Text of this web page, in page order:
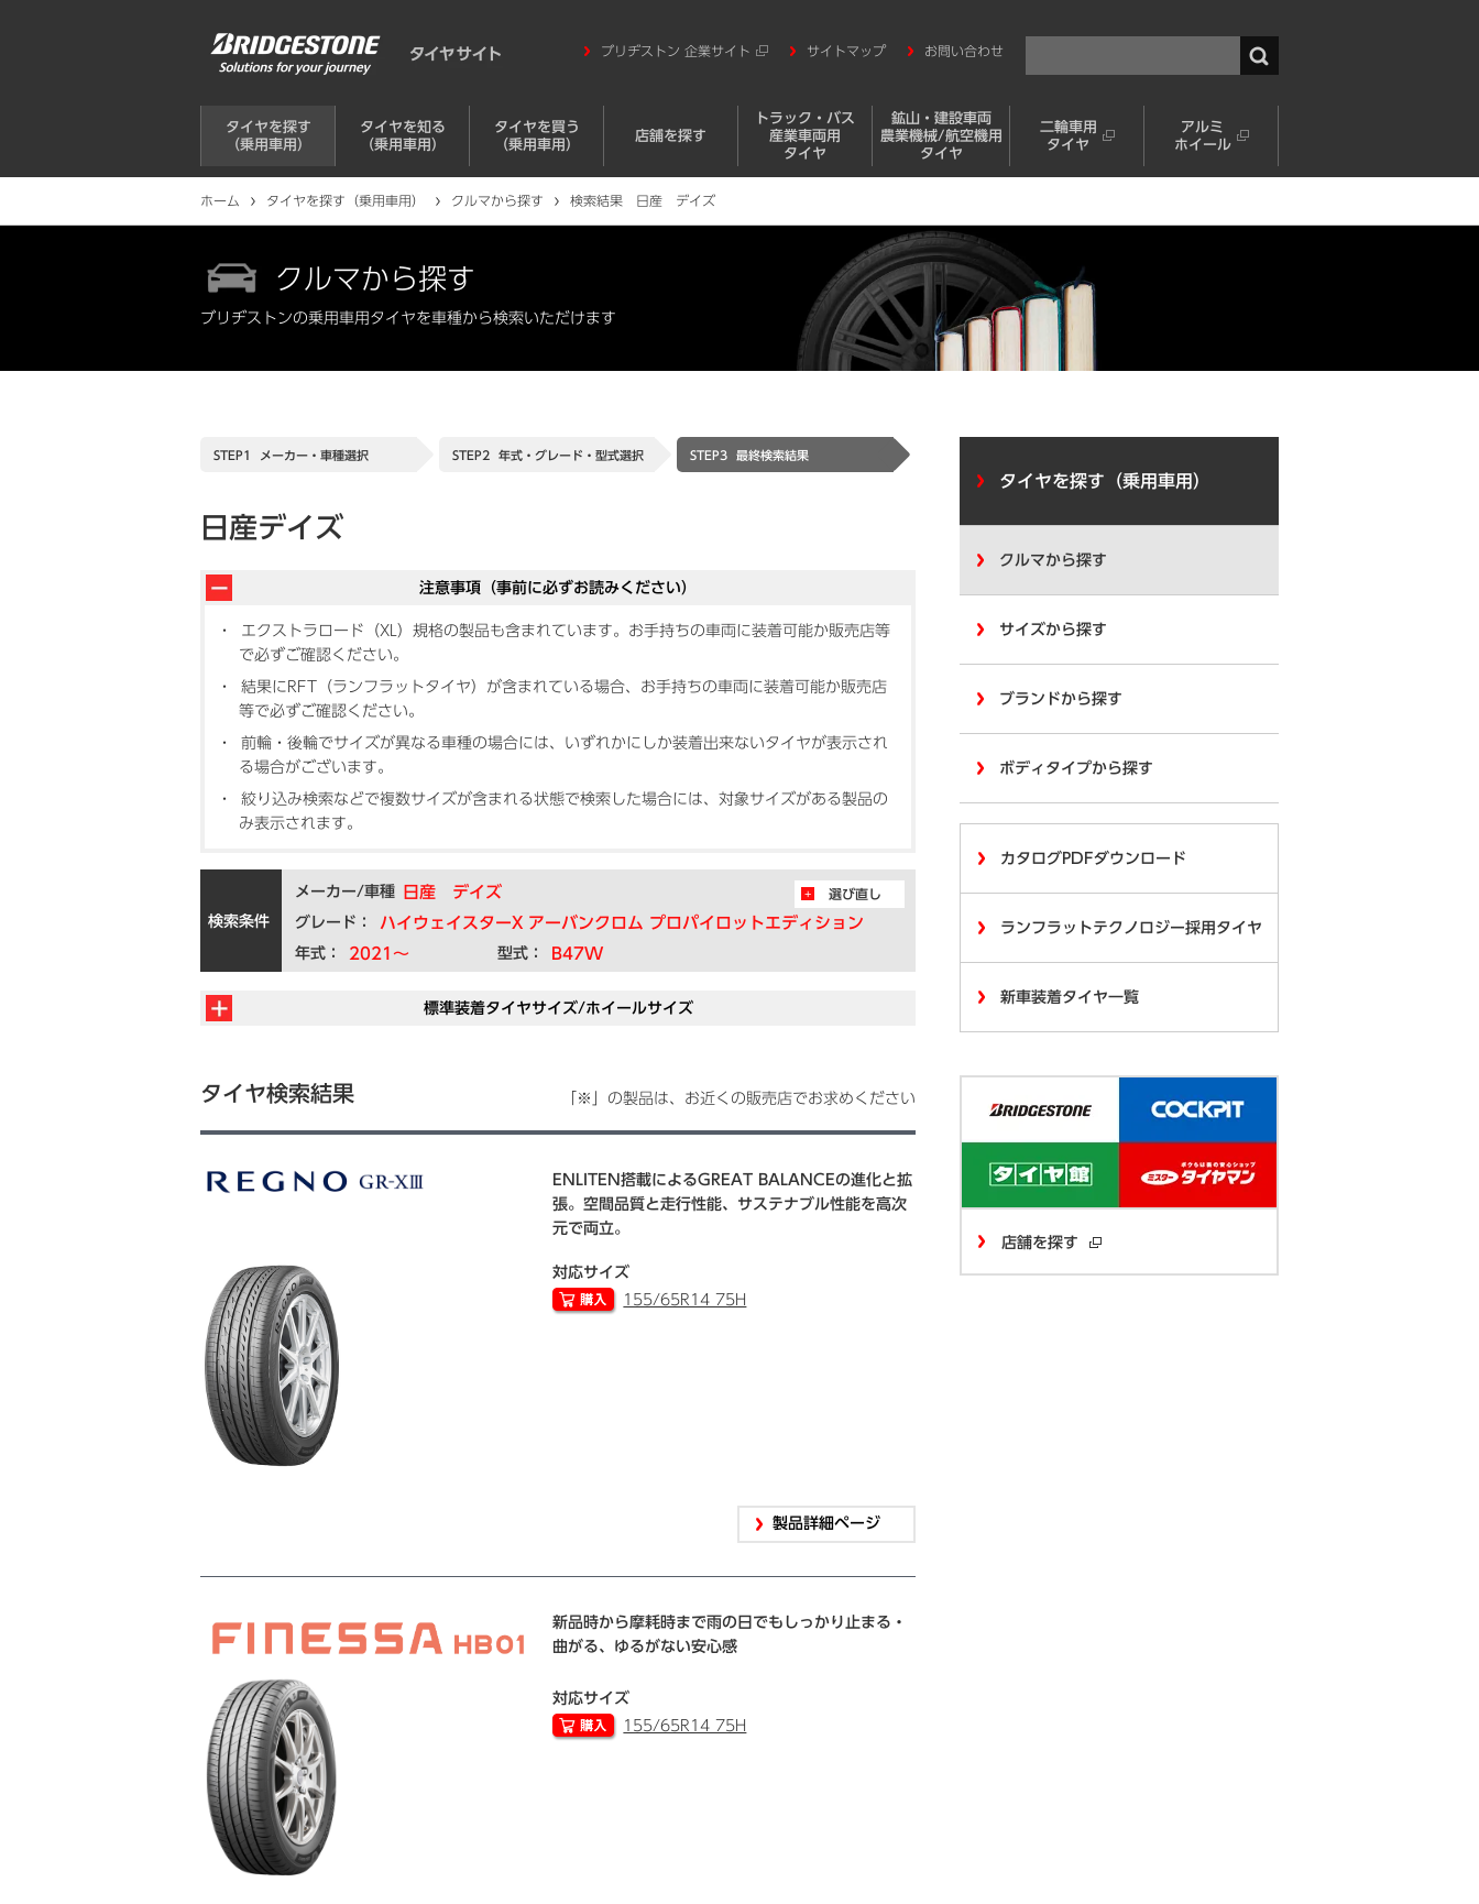
お問い合わせ
サイトマップ
ブリヂストン 企業サイト
タイヤを探す
（乗用車用）
タイヤを知る
（乗用車用）
タイヤを買う
（乗用車用）
店舗を探す
トラック・バス
産業車両用
タイヤ
鉱山・建設車両
農業機械/航空機用
タイヤ
二輪車用
タイヤ
アルミ
ホイール
ホーム タイヤを探す（乗用車用） クルマから探す 検索結果 日産 デイズ
クルマから探す
ブリヂストンの乗用車用タイヤを車種から検索いただけます
STEP1 メーカー・ 車種選択 STEP2 年式・グレード・ 型式選択 STEP3 最終検索結果
日産デイズ
注意事項（事前に必ずお読みください）
エクストラロード（XL）規格の製品も含まれています。お手持ちの車両に装着可能か販売店等
で必ずご確認ください。
結果にRFT（ランフラットタイヤ）が含まれている場合、お手持ちの車両に装着可能か販売店
等で必ずご確認ください。
前輪・後輪でサイズが異なる車種の場合には、いずれかにしか装着出来ないタイヤが表示され
る場合がございます。
絞り込み検索などで複数サイズが含まれる状態で検索した場合には、対象サイズがある製品の
み表示されます。
検索条件
メーカー/車種 日産 デイズ
グレード： ハイウェイスターX アーバンクロム プロパイロットエディション
年式： 2021～ 型式： B47W
選び直し
標準装着タイヤサイズ/ホイールサイズ
タイヤ検索結果 「※」の製品は、お近くの販売店でお求めください
ENLITEN搭載によるGREAT BALANCEの進化と拡
張。空間品質と走行性能、サステナブル性能を高次
元で両立。
対応サイズ
155/65R14 75H
製品詳細ページ
新品時から摩耗時まで雨の日でもしっかり止まる・
曲がる、ゆるがない安心感
対応サイズ
155/65R14 75H
タイヤを探す（乗用車用）
クルマから探す
サイズから探す
ブランドから探す
ボディタイプから探す
カタログPDFダウンロード
ランフラットテクノロジー採用タイヤ
新車装着タイヤ一覧
店舗を探す